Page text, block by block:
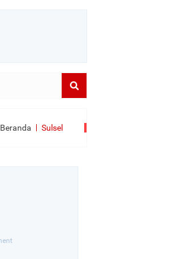
Beranda Sulsel